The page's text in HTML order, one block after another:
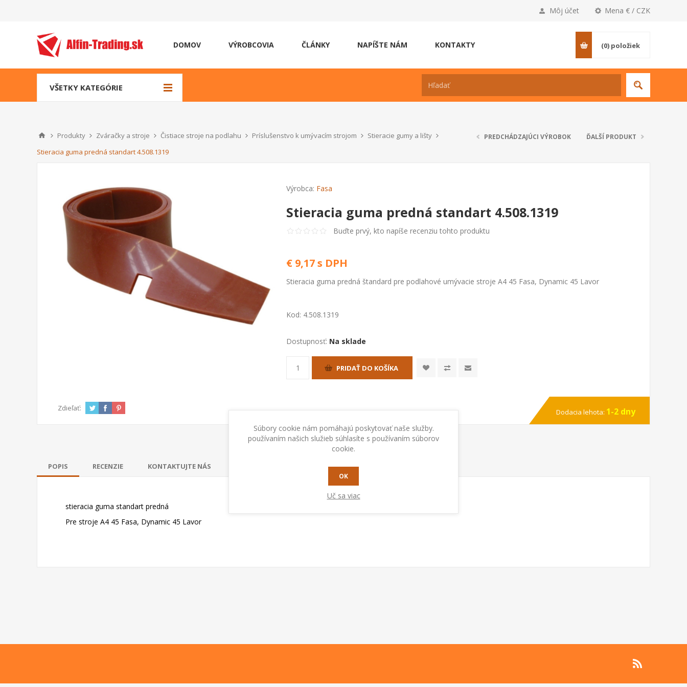
Mena € / CZK
Môj účet
DOMOV VÝROBCOVIA ČLÁNKY NAPÍŠTE NÁM KONTAKTY (0) položiek
VŠETKY KATEGÓRIE
Produkty Zváračky a stroje Čistiace stroje na podlahu Príslušenstvo k umývacím strojom
Stieracie gumy a lišty
Stieracia guma predná standart 4.508.1319
PREDCHÁDZAJÚCI VÝROBOK ĎALŠÍ PRODUKT
Výrobca: Fasa
Stieracia guma predná standart 4.508.1319
Buďte prvý, kto napíše recenziu tohto produktu
€ 9,17 s DPH
Stieracia guma predná štandard pre podlahové umývacie stroje A4 45 Fasa, Dynamic 45 Lavor
Kod: 4.508.1319
Dostupnosť: Na sklade
PRIDAŤ DO KOŠÍKA
Zdieľať: Dodacia lehota: 1-2 dny
POPIS RECENZIE KONTAKTUJTE NÁS
stieracia guma standart predná
Pre stroje A4 45 Fasa, Dynamic 45 Lavor
Súbory cookie nám pomáhajú poskytovať naše služby.
používaním našich služieb súhlasíte s používaním súborov
cookie.
OK
Uč sa viac